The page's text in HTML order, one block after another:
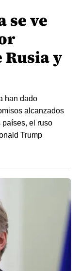
se ve
y
han dado
alcanzados
países, el ruso
Trump